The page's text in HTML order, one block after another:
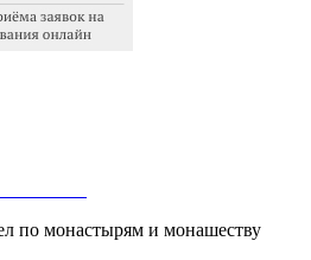
по монастырям и монашеству